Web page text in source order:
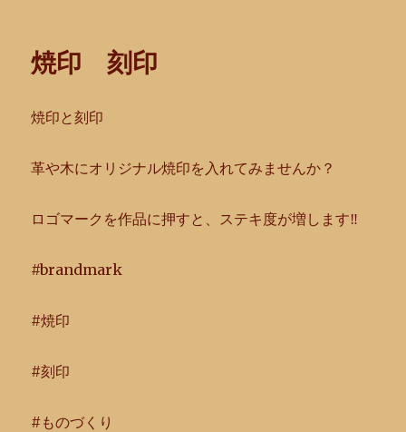
ー
焼印 刻印
焼印と刻印
革や木にオリジナル焼印を入れてみませんか？
ロゴマークを作品に押すと、ステキ度が増します‼︎
#brandmark
#焼印
#刻印
#ものづくり